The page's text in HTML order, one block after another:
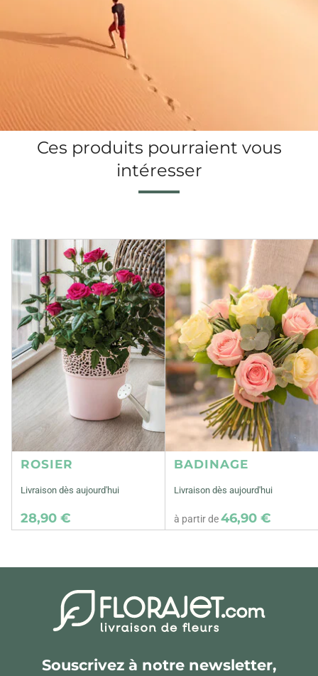
Ces produits pourraient vous
intéresser
ROSIER
Livraison dès aujourd'hui
28,90 €
BADINAGE
Livraison dès aujourd'hui
à partir de46,90 €
Souscrivez à notre newsletter,